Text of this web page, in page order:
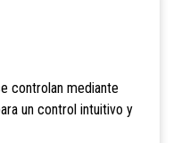
controlan mediante
un control intuitivo y